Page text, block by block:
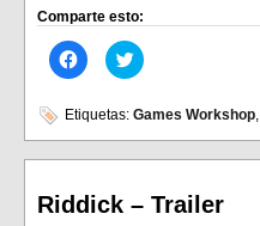
Comparte esto:
Haz
clic
en
Facebook
(Se
abre
ventana
nueva)
Haz
clic
en
(Se
abre
ventana
nueva)
Etiquetas: Games Workshop,
Riddick – Trailer